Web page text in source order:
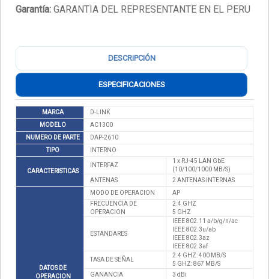
Garantía: GARANTIA DEL REPRESENTANTE EN EL PERU
DESCRIPCIÓN
ESPECIFICACIONES
MARCA
D-LINK
MODELO
AC1300
NUMERO DE PARTE
DAP-2610
TIPO
INTERNO
CARACTERISTICAS
INTERFAZ
1 x RJ-45 LAN GbE
(10/100/1000 MB/S)
ANTENAS
2 ANTENAS INTERNAS
DATOS DE
OPERACION
MODO DE OPERACION
AP
FRECUENCIA DE
OPERACION
2.4 GHZ
5 GHZ
ESTANDARES
IEEE 802.11 a/b/g/n/ac
IEEE 802.3u/ab
IEEE 802.3az
IEEE 802.3af
TASA DE SEÑAL
2.4 GHZ: 400 MB/S
5 GHZ: 867 MB/S
GANANCIA
3 dBi